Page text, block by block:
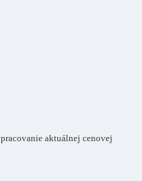
aktuálnej cenovej